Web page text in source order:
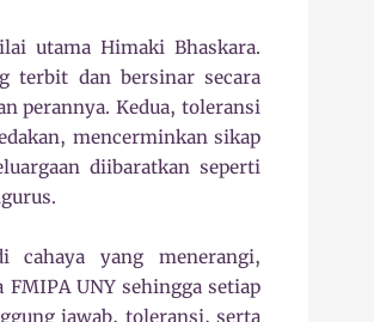
utama Himaki Bhaskara.
terbit dan bersinar secara
perannya. Kedua, toleransi
mencerminkan sikap
diibaratkan seperti
cahaya yang menerangi,
UNY sehingga setiap
jawab, toleransi, serta